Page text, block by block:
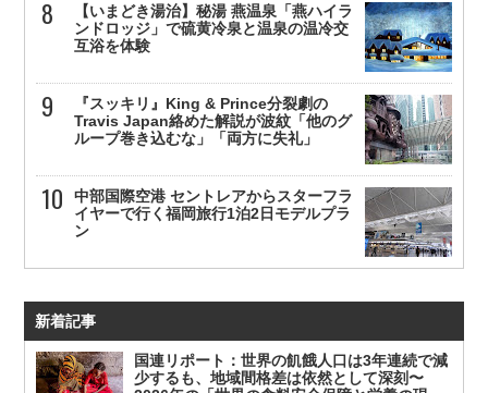
【いまどき湯治】秘湯 燕温泉「燕ハイラ
ンドロッジ」で硫黄冷泉と温泉の温冷交
互浴を体験
『スッキリ』King & Prince分裂劇の
Travis Japan絡めた解説が波紋「他のグ
ループ巻き込むな」「両方に失礼」
中部国際空港 セントレアからスターフラ
イヤーで行く福岡旅行1泊2日モデルプラ
ン
新着記事
国連リポート：世界の飢餓人口は3年連続で減
少するも、地域間格差は依然として深刻〜